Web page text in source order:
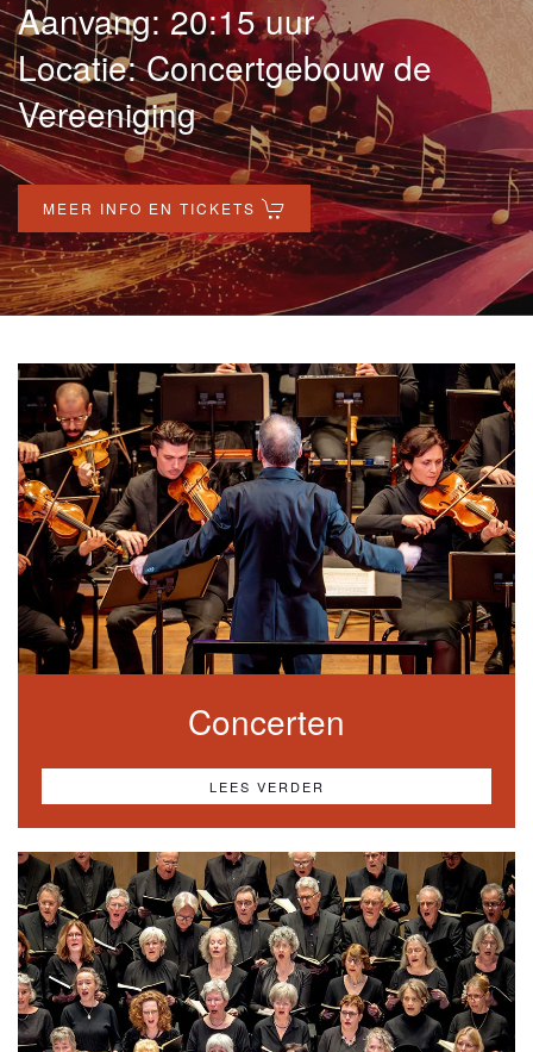
Aanvang: 20:15 uur
Locatie: Concertgebouw de
Vereeniging
MEER INFO EN TICKETS
Concerten
LEES VERDER